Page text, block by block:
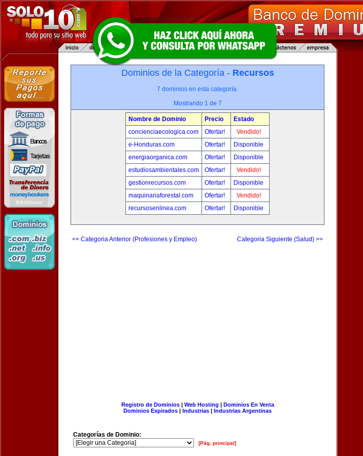
Dominios de la Categoría - Recursos
7 dominios en esta categoría.
Mostrando 1 de 7
Nombre de Dominio Precio
Estado
concienciaecologica.com
Ofertar!
Vendido!
e-Honduras.com
Ofertar!
Disponible
energiaorganica.com
Ofertar!
Disponible
estudiosambientales.com
Ofertar!
Vendido!
gestionrecursos.com
Ofertar!
Disponible
maquinariaforestal.com
Ofertar!
Vendido!
recursosenlinea.com
Ofertar! Disponible
<< Categoria Anterior (Profesiones y Empleo) Categoria Siguiente (Salud) >>
Registro de Dominios| Web Hosting | Dominios En Venta
Dominios Expirados | Industrias | Industrias Argentinas
Categorías de Dominio:
[Pág. principal]